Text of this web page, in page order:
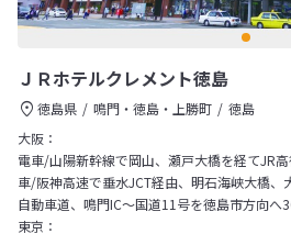
ＪＲホテルクレメント徳島
徳島県 鳴門・徳島・上勝町
徳島
大阪：
電車/山陽新幹線で岡山、瀬戸大橋を経てJR
車/阪神高速で垂水JCT経由、明石海峡大橋、
自動車道、鳴門IC～国道11号を徳島市方向へ
東京：